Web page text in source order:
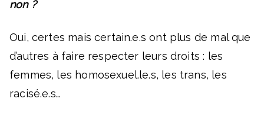
non ?
Oui, certes mais certain.e.s ont plus de mal que
d’autres à faire respecter leurs droits : les
femmes, les homosexuel.le.s, les trans, les
racisé.e.s…